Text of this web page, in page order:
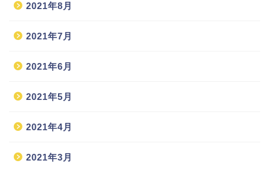
2021年8月
2021年7月
2021年6月
2021年5月
2021年4月
2021年3月